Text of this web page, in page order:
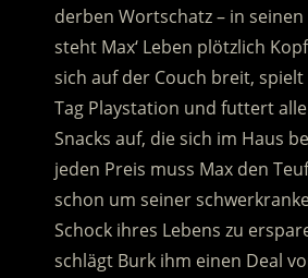
derben Wortschatz – in
steht Max‘ Leben plötzlich
sich auf der Couch breit, spielt
Tag Playstation und futtert
Snacks auf, die sich im Haus
jeden Preis muss Max den
schon um seiner
Schock ihres Lebens zu
schlägt Burk ihm einen Deal